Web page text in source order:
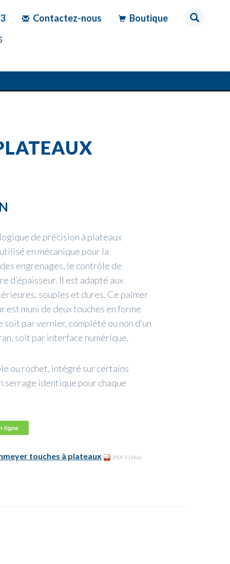
Contactez-nous Boutique
de précision à plateaux
en mécanique pour la
engrenages, le contrôle de
d’épaisseur. Il est adapté aux
souples et dures. Ce palmer
est muni de deux touches en forme
soit par vernier, complété ou non d’un
soit par interface numérique.
ou rochet, intégré sur certains
serrage identique pour chaque
touches à plateaux (PDF 515Ko)